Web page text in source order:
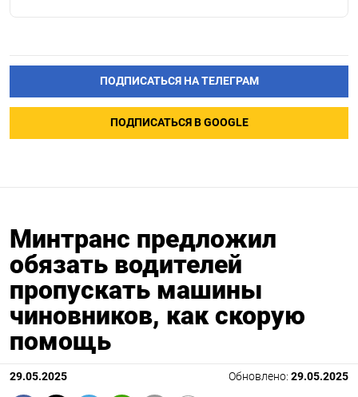
ПОДПИСАТЬСЯ НА ТЕЛЕГРАМ
ПОДПИСАТЬСЯ В GOOGLE
Минтранс предложил
обязать водителей
пропускать машины
чиновников, как скорую
помощь
29.05.2025 Обновлено: 29.05.2025